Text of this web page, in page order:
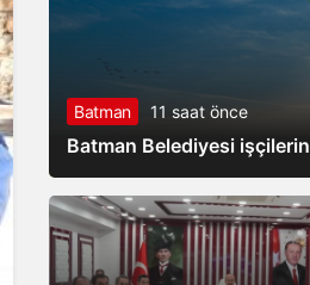
Batman 11 saat önce
Batman Belediyesi